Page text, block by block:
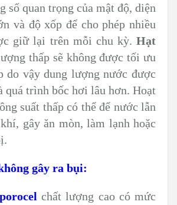
số quan trọng của mật độ, diện
và độ xốp để cho phép nhiều
giữ lại trên mỗi chu kỳ. Hạt
thấp sẽ không được tối ưu
do vậy dung lượng nước được
quá trình bốc hơi lâu hơn. Hoạt
suất thấp có thể để nước lẫn
gây ăn mòn, làm lạnh hoặc
gây ra bụi:
chất lượng cao có mức